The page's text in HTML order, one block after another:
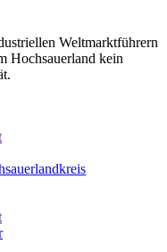
Weltmarktführern
Hochsauerland kein